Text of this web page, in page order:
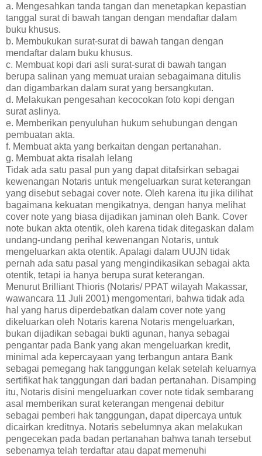
a. Mengesahkan tanda tangan dan menetapkan kepastian
tanggal surat di bawah tangan dengan mendaftar dalam
buku khusus.
b. Membukukan surat-surat di bawah tangan dengan
mendaftar dalam buku khusus.
c. Membuat kopi dari asli surat-surat di bawah tangan
berupa salinan yang memuat uraian sebagaimana ditulis
dan digambarkan dalam surat yang bersangkutan.
d. Melakukan pengesahan kecocokan foto kopi dengan
surat aslinya.
e. Memberikan penyuluhan hukum sehubungan dengan
pembuatan akta.
f. Membuat akta yang berkaitan dengan pertanahan.
g. Membuat akta risalah lelang
Tidak ada satu pasal pun yang dapat ditafsirkan sebagai
kewenangan Notaris untuk mengeluarkan surat keterangan
yang disebut sebagai cover note. Oleh karena itu jika dilihat
bagaimana kekuatan mengikatnya, dengan hanya melihat
cover note yang biasa dijadikan jaminan oleh Bank. Cover
note bukan akta otentik, oleh karena tidak ditegaskan dalam
undang-undang perihal kewenangan Notaris, untuk
mengeluarkan akta otentik. Apalagi dalam UUJN tidak
pernah ada satu pasal yang mengindikasikan sebagai akta
otentik, tetapi ia hanya berupa surat keterangan.
Menurut Brilliant Thioris (Notaris/ PPAT wilayah Makassar,
wawancara 11 Juli 2001) mengomentari, bahwa tidak ada
hal yang harus diperdebatkan dalam cover note yang
dikeluarkan oleh Notaris karena Notaris mengeluarkan,
bukan dijadikan sebagai bukti agunan, hanya sebagai
pengantar pada Bank yang akan mengeluarkan kredit,
minimal ada kepercayaan yang terbangun antara Bank
sebagai pemegang hak tanggungan kelak setelah keluarnya
sertifikat hak tanggungan dari badan pertanahan. Disamping
itu, Notaris disini mengeluarkan cover note tidak sembarang
asal memberikan surat keterangan mengenai debitur
sebagai pemberi hak tanggungan, dapat dipercaya untuk
dicairkan kreditnya. Notaris sebelumnya akan melakukan
pengecekan pada badan pertanahan bahwa tanah tersebut
sebenarnya telah terdaftar atau dapat memenuhi